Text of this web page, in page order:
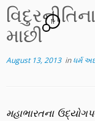
માછી
11
August 13, 2013inધર્મ
મહાભારતના